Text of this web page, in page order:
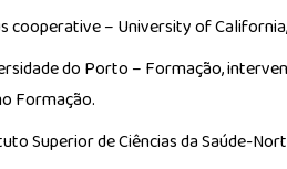
cooperative – University of
do Porto – Formação,
Formação.
Superior de Ciências da Saúde-